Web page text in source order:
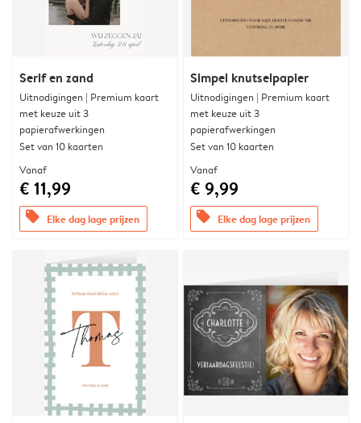
Serif en zand
Uitnodigingen | Premium kaart
met keuze uit 3
papierafwerkingen
Set van 10 kaarten
Vanaf
€ 11,99
offers Elke dag lage prijzen
Simpel knutselpapier
Uitnodigingen | Premium kaart
met keuze uit 3
papierafwerkingen
Set van 10 kaarten
Vanaf
€ 9,99
offers Elke dag lage prijzen